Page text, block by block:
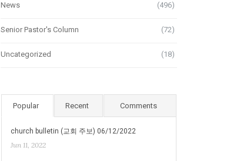
News (496)
Senior Pastor's Column (72)
Uncategorized (18)
Popular Recent Comments
church bulletin (교회 주보) 06/12/2022
Jun 11, 2022